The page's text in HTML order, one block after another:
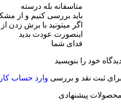
متاسفانه بله درسته
باید بررسی کنیم و از
اگر میتونید با برش زدن
اینصورت عودت بدید
فدای شما
خود را بنویسید
ثبت نقد و بررسی وارد حساب
پیشنهادی